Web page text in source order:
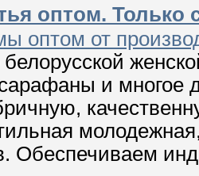
оптом.
оптом от
сарафаны и
Обеспечиваем